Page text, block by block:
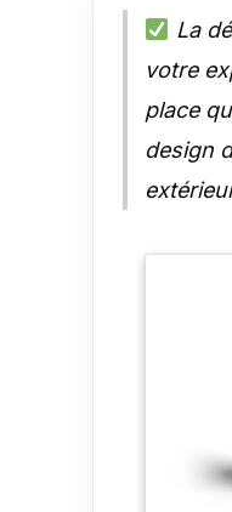
La
votre
place
design